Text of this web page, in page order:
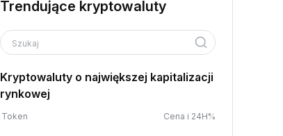
Trendujące kryptowaluty
Szukaj
Kryptowaluty o największej kapitalizacji
rynkowej
Token Cena i 24H%